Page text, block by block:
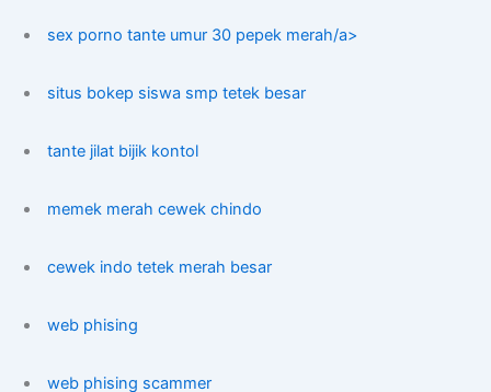
sex porno tante umur 30 pepek merah/a>
situs bokep siswa smp tetek besar
tante jilat bijik kontol
memek merah cewek chindo
cewek indo tetek merah besar
web phising
web phising scammer